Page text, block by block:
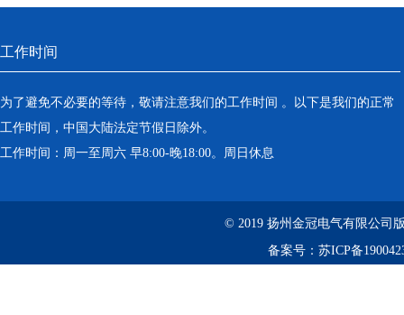
工作时间
为了避免不必要的等待，敬请注意我们的工作时间 。以下是我们的正常
工作时间，中国大陆法定节假日除外。
工作时间：周一至周六 早8:00-晚18:00。周日休息
© 2019 扬州金冠电气有限公司
备案号： 苏ICP备